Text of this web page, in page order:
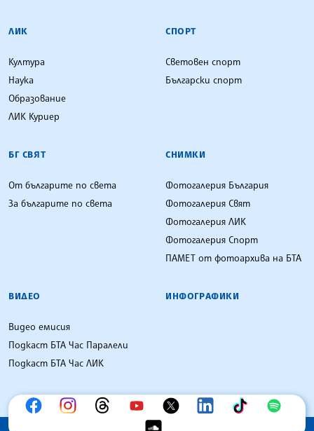
ЛИК
Култура
Наука
Образование
ЛИК Куриер
СПОРТ
Световен спорт
Български спорт
БГ СВЯТ
От българите по света
За българите по света
СНИМКИ
Фотогалерия България
Фотогалерия Свят
Фотогалерия ЛИК
Фотогалерия Спорт
ПАМЕТ от фотоархива на БТА
ВИДЕО
Видео емисия
Подкаст БТА Час Паралели
Подкаст БТА Час ЛИК
ИНФОГРАФИКИ